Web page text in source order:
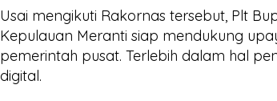
Usai mengikuti Rakornas tersebut, Plt
Kepulauan Meranti siap mendukung
pemerintah pusat. Terlebih dalam hal
digital.